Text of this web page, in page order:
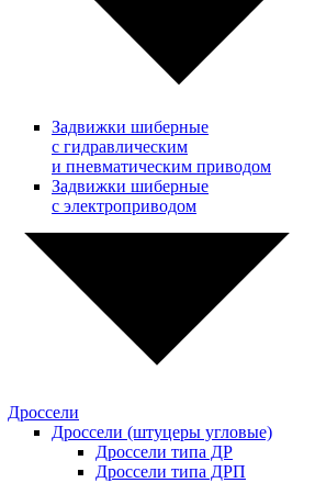
Задвижки шиберные
с гидравлическим
и пневматическим приводом
Задвижки шиберные
с электроприводом
Дроссели
Дроссели (штуцеры угловые)
Дроссели типа ДР
Дроссели типа ДРП